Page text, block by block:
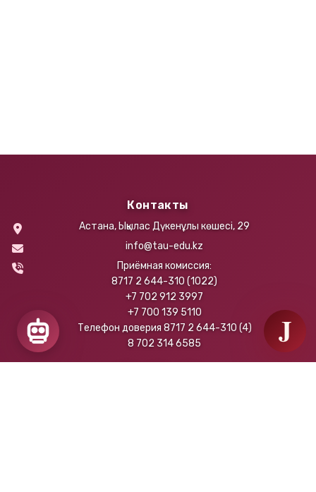
Контакты
Астана, Ықылас Дүкенұлы көшесі, 29
info@tau-edu.kz
Приёмная комиссия:
8717 2 644-310 (1022)
+7 702 912 3997
+7 700 139 5110
Телефон доверия 8717 2 644-310 (4)
8 702 314 6585
J